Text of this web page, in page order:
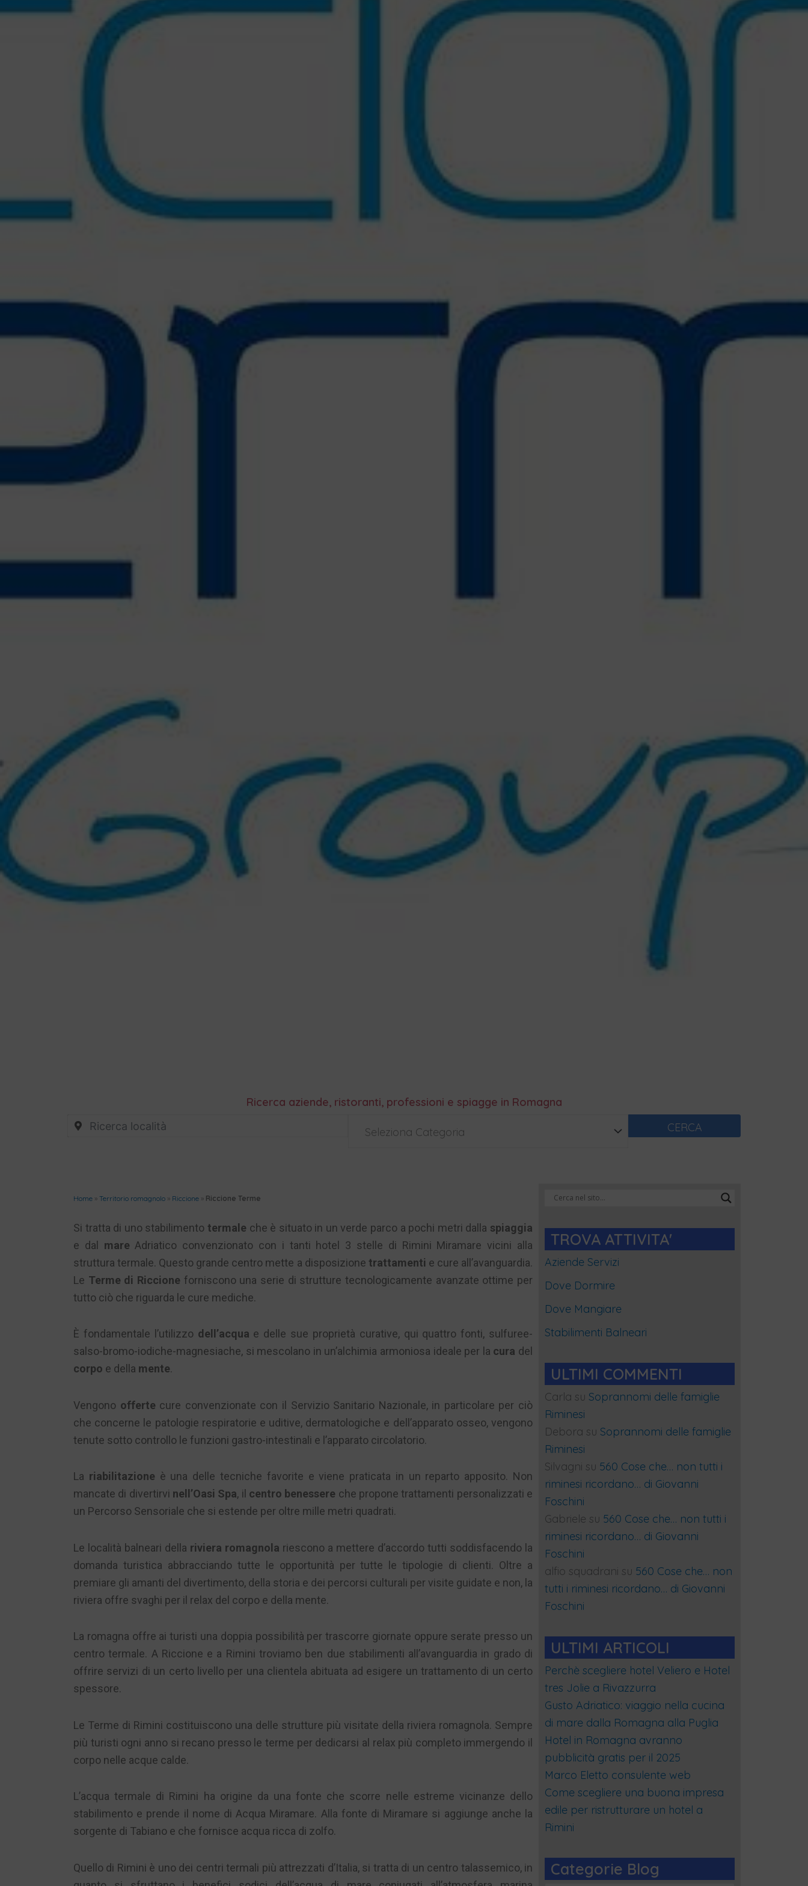
Ricerca aziende, ristoranti, professioni e spiagge in Romagna
Seleziona Categoria CERCA
Home » Territorio romagnolo » Riccione » Riccione Terme
Si tratta di uno stabilimento termale che è situato in un verde parco a pochi metri dalla spiaggia
e dal mare Adriatico convenzionato con i tanti hotel 3 stelle di Rimini Miramare vicini alla
struttura termale. Questo grande centro mette a disposizione trattamenti e cure all’avanguardia.
Le Terme di Riccione forniscono una serie di strutture tecnologicamente avanzate ottime per
tutto ciò che riguarda le cure mediche.
È fondamentale l’utilizzo dell’acqua e delle sue proprietà curative, qui quattro fonti, sulfuree-
salso-bromo-iodiche-magnesiache, si mescolano in un’alchimia armoniosa ideale per la cura del
corpo e della mente.
Vengono offerte cure convenzionate con il Servizio Sanitario Nazionale, in particolare per ciò
che concerne le patologie respiratorie e uditive, dermatologiche e dell’apparato osseo, vengono
tenute sotto controllo le funzioni gastro-intestinali e l’apparato circolatorio.
La riabilitazione è una delle tecniche favorite e viene praticata in un reparto apposito. Non
mancate di divertirvi nell’Oasi Spa, il centro benessere che propone trattamenti personalizzati e
un Percorso Sensoriale che si estende per oltre mille metri quadrati.
Le località balneari della riviera romagnola riescono a mettere d’accordo tutti soddisfacendo la
domanda turistica abbracciando tutte le opportunità per tutte le tipologie di clienti. Oltre a
premiare gli amanti del divertimento, della storia e dei percorsi culturali per visite guidate e non, la
riviera offre svaghi per il relax del corpo e della mente.
La romagna offre ai turisti una doppia possibilità per trascorre giornate oppure serate presso un
centro termale. A Riccione e a Rimini troviamo ben due stabilimenti all’avanguardia in grado di
offrire servizi di un certo livello per una clientela abituata ad esigere un trattamento di un certo
spessore.
Le Terme di Rimini costituiscono una delle strutture più visitate della riviera romagnola. Sempre
più turisti ogni anno si recano presso le terme per dedicarsi al relax più completo immergendo il
corpo nelle acque calde.
L’acqua termale di Rimini ha origine da una fonte che scorre nelle estreme vicinanze dello
stabilimento e prende il nome di Acqua Miramare. Alla fonte di Miramare si aggiunge anche la
sorgente di Tabiano e che fornisce acqua ricca di zolfo.
Quello di Rimini è uno dei centri termali più attrezzati d’Italia, si tratta di un centro talassemico, in
TROVA ATTIVITA'
Aziende Servizi
Dove Dormire
Dove Mangiare
Stabilimenti Balneari
ULTIMI COMMENTI
Carla su Soprannomi delle famiglie
Riminesi
Debora su Soprannomi delle famiglie
Riminesi
Silvagni su 560 Cose che… non tutti i
riminesi ricordano… di Giovanni
Foschini
Gabriele su 560 Cose che… non tutti i
riminesi ricordano… di Giovanni
Foschini
alfio squadrani su 560 Cose che… non
tutti i riminesi ricordano… di Giovanni
Foschini
ULTIMI ARTICOLI
Perchè scegliere hotel Veliero e Hotel
tres Jolie a Rivazzurra
Gusto Adriatico: viaggio nella cucina
di mare dalla Romagna alla Puglia
Hotel in Romagna avranno
pubblicità gratis per il 2025
Marco Eletto consulente web
Come scegliere una buona impresa
edile per ristrutturare un hotel a
Rimini
Categorie Blog
Categorie